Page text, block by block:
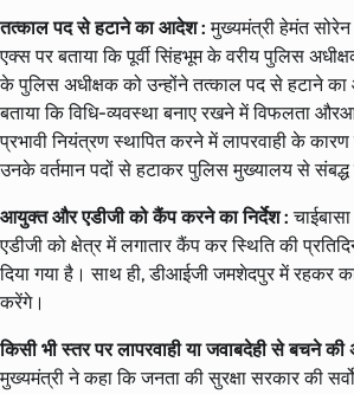
तत्काल पद से हटाने का आदेश :मुख्यमंत्री हेमंत सोरेन
एक्स पर बताया कि पूर्वी सिंहभूम के वरीय पुलिस
के पुलिस अधीक्षक को उन्होंने तत्काल पद से हटाने का
बताया कि विधि-व्यवस्था बनाए रखने में विफलता
प्रभावी नियंत्रण स्थापित करने में लापरवाही के
उनके वर्तमान पदों से हटाकर पुलिस मुख्यालय से संबद्ध
आयुक्त और एडीजी को कैंप करने का निर्देश :
एडीजी को क्षेत्र में लगातार कैंप कर स्थिति की
दिया गया है। साथ ही, डीआईजी जमशेदपुर में रहकर
करेंगे।
किसी भी स्तर पर लापरवाही या जवाबदेही से बचने की
मुख्यमंत्री ने कहा कि जनता की सुरक्षा सरकार की